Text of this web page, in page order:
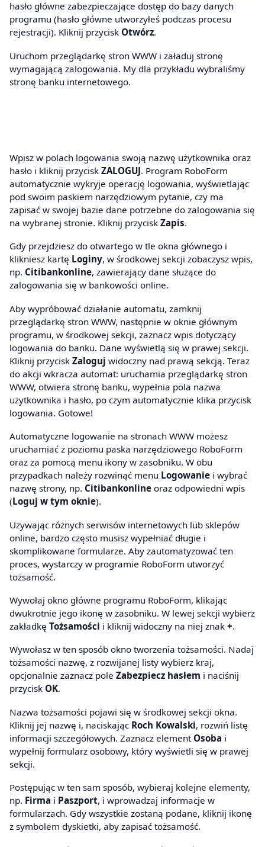
hasło główne zabezpieczające dostęp do bazy danych
programu (hasło główne utworzyłeś podczas procesu
rejestracji). Kliknij przycisk Otwórz.
Uruchom przeglądarkę stron WWW i załaduj stronę
wymagającą zalogowania. My dla przykładu wybraliśmy
stronę banku internetowego.
Wpisz w polach logowania swoją nazwę użytkownika oraz
hasło i kliknij przycisk ZALOGUJ. Program RoboForm
automatycznie wykryje operację logowania, wyświetlając
pod swoim paskiem narzędziowym pytanie, czy ma
zapisać w swojej bazie dane potrzebne do zalogowania się
na wybranej stronie. Kliknij przycisk Zapis.
Gdy przejdziesz do otwartego w tle okna głównego i
klikniesz kartę Loginy, w środkowej sekcji zobaczysz wpis,
np. Citibankonline, zawierający dane służące do
zalogowania się w bankowości online.
Aby wypróbować działanie automatu, zamknij
przeglądarkę stron WWW, następnie w oknie głównym
programu, w środkowej sekcji, zaznacz wpis dotyczący
logowania do banku. Dane wyświetlą się w prawej sekcji.
Kliknij przycisk Zaloguj widoczny nad prawą sekcją. Teraz
do akcji wkracza automat: uruchamia przeglądarkę stron
WWW, otwiera stronę banku, wypełnia pola nazwa
użytkownika i hasło, po czym automatycznie klika przycisk
logowania. Gotowe!
Automatyczne logowanie na stronach WWW możesz
uruchamiać z poziomu paska narzędziowego RoboForm
oraz za pomocą menu ikony w zasobniku. W obu
przypadkach należy rozwinąć menu Logowanie i wybrać
nazwę strony, np. Citibankonline oraz odpowiedni wpis
(Loguj w tym oknie).
Używając różnych serwisów internetowych lub sklepów
online, bardzo często musisz wypełniać długie i
skomplikowane formularze. Aby zautomatyzować ten
proces, wystarczy w programie RoboForm utworzyć
tożsamość.
Wywołaj okno główne programu RoboForm, klikając
dwukrotnie jego ikonę w zasobniku. W lewej sekcji wybierz
zakładkę Tożsamości i kliknij widoczny na niej znak +.
Wywołasz w ten sposób okno tworzenia tożsamości. Nadaj
tożsamości nazwę, z rozwijanej listy wybierz kraj,
opcjonalnie zaznacz pole Zabezpiecz hasłem i naciśnij
przycisk OK.
Nazwa tożsamości pojawi się w środkowej sekcji okna.
Kliknij jej nazwę i, naciskając Roch Kowalski, rozwiń listę
informacji szczegółowych. Zaznacz element Osoba i
wypełnij formularz osobowy, który wyświetli się w prawej
sekcji.
Postępując w ten sam sposób, wybieraj kolejne elementy,
np. Firma i Paszport, i wprowadzaj informacje w
formularzach. Gdy wszystkie zostaną podane, kliknij ikonę
z symbolem dyskietki, aby zapisać tożsamość.